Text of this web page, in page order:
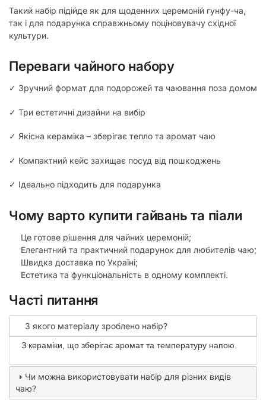
Такий набір підійде як для щоденних церемоній гунфу-ча,
так і для подарунка справжньому поціновувачу східної
культури.
Переваги чайного набору
✓ Зручний формат для подорожей та чаювання поза домом
✓ Три естетичні дизайни на вибір
✓ Якісна кераміка – зберігає тепло та аромат чаю
✓ Компактний кейс захищає посуд від пошкоджень
✓ Ідеально підходить для подарунка
Чому варто купити гайвань та піали
Це готове рішення для чайних церемоній;
Елегантний та практичний подарунок для любителів чаю;
Швидка доставка по Україні;
Естетика та функціональність в одному комплекті.
Часті питання
З якого матеріалу зроблено набір?
З кераміки, що зберігає аромат та температуру напою.
Чи можна використовувати набір для різних видів
чаю?